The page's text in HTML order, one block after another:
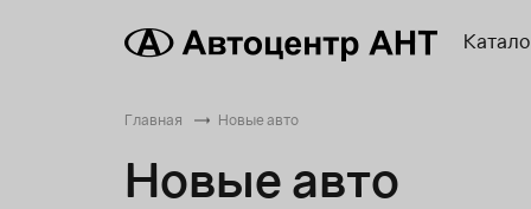
Главная Новые авто
Новые авто